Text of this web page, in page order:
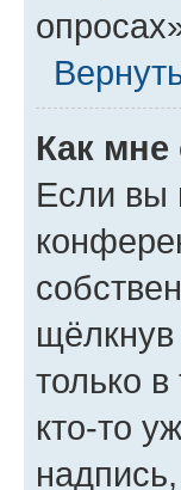
Как мне
Если вы
щёлкнув
только
кто-то